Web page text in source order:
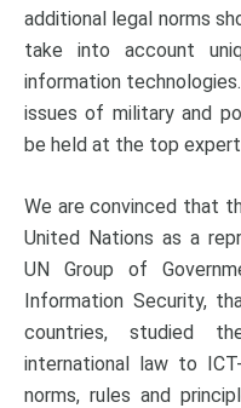
additional legal norms
take into account
information
issues of military and
be held at the top
We are convinced that
United Nations as a
UN Group of
Information Security,
countries, studied
international law to
norms, rules and